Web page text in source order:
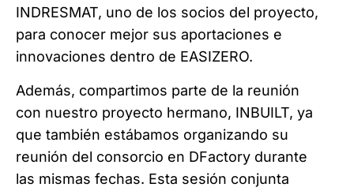
INDRESMAT, uno de los socios del proyecto,
para conocer mejor sus aportaciones e
innovaciones dentro de EASIZERO.
Además, compartimos parte de la reunión
con nuestro proyecto hermano, INBUILT, ya
que también estábamos organizando su
reunión del consorcio en DFactory durante
las mismas fechas. Esta sesión conjunta